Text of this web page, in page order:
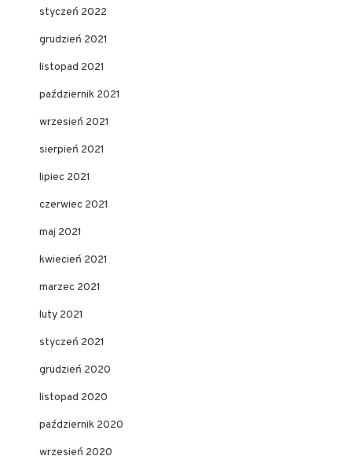
styczeń 2022
grudzień 2021
listopad 2021
październik 2021
wrzesień 2021
sierpień 2021
lipiec 2021
czerwiec 2021
maj 2021
kwiecień 2021
marzec 2021
luty 2021
styczeń 2021
grudzień 2020
listopad 2020
październik 2020
wrzesień 2020